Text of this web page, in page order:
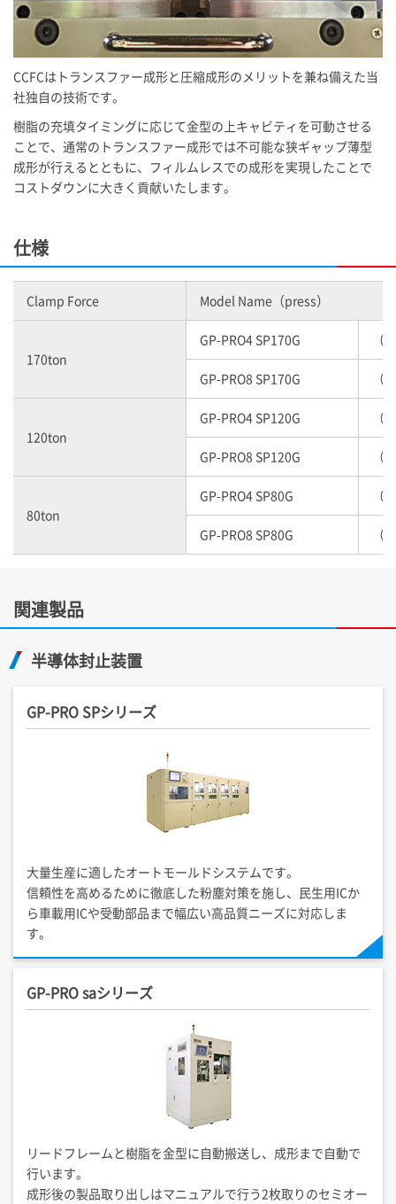
CCFCはトランスファー成形と圧縮成形のメリットを兼ね備えた当
社独自の技術です。
樹脂の充填タイミングに応じて金型の上キャビティを可動させる
ことで、通常のトランスファー成形では不可能な狭ギャップ薄型
成形が行えるとともに、フィルムレスでの成形を実現したことで
コストダウンに大きく貢献いたします。
仕様
Clamp Force Model Name（press）
170ton
GP-PRO4 SP170G （
GP-PRO8 SP170G （
120ton
GP-PRO4 SP120G （
GP-PRO8 SP120G （
80ton
GP-PRO4 SP80G （
GP-PRO8 SP80G （
関連製品
半導体封止装置
GP-PRO SPシリーズ
大量生産に適したオートモールドシステムです。
信頼性を高めるために徹底した粉塵対策を施し、民生用ICか
ら車載用ICや受動部品まで幅広い高品質ニーズに対応しま
す。
GP-PRO saシリーズ
リードフレームと樹脂を金型に自動搬送し、成形まで自動で
行います。
成形後の製品取り出しはマニュアルで行う2枚取りのセミオー